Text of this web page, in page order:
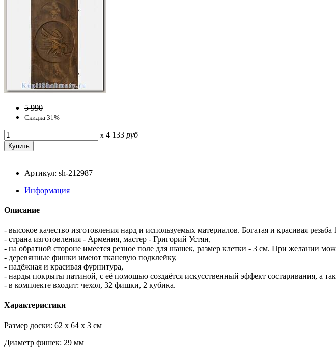
5 990
Скидка 31%
x 4 133 руб
Артикул: sh-212987
Информация
Описание
- высокое качество изготовления нард и используемых материалов. Богатая и красивая резьба
- страна изготовления - Армения, мастер - Григорий Устян,
- на обратной стороне имеется резное поле для шашек, размер клетки - 3 см. При желании
- деревянные фишки имеют тканевую подклейку,
- надёжная и красивая фурнитура,
- нарды покрыты патиной, с её помощью создаётся искусственный эффект состаривания, а
- в комплекте входит: чехол, 32 фишки, 2 кубика.
Характеристики
Размер доски: 62 x 64 x 3 см
Диаметр фишек: 29 мм